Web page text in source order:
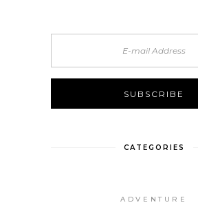
CATEGORIES
ADVENTURE